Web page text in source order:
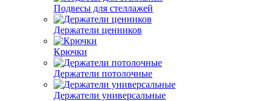
Подвесы для стеллажей
Держатели ценников
Крючки
Держатели потолочные
Держатели универсальные